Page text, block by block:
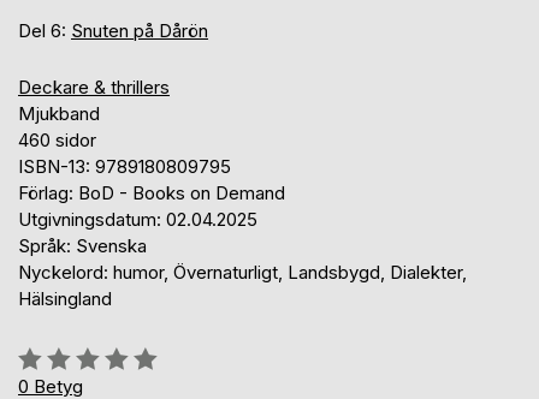
Del 6: Snuten på Dårön
Deckare & thrillers
Mjukband
460 sidor
ISBN-13: 9789180809795
Förlag: BoD - Books on Demand
Utgivningsdatum: 02.04.2025
Språk: Svenska
Nyckelord: humor, Övernaturligt, Landsbygd, Dialekter,
Hälsingland
Betyg::
0%
0 Betyg